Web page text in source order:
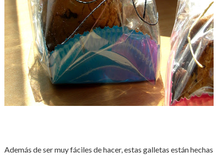
Además de ser muy fáciles de hacer, estas galletas están hechas